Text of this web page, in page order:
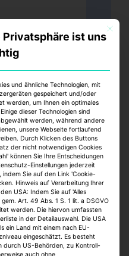
d) / Leasing
GmbH
Mit
Privatsphäre ist uns
und ähnliche Technologien, mit
gespeichert und/oder
werden, um Ihnen ein optimales
dieser Technologien sind
werden, während andere
unsere Webseite fortlaufend
Durch Klicken des Buttons
der nicht notwendigen Cookies
können Sie Ihre Entscheidungen
Einstellungen jederzeit
Sie auf den Link 'Cookie-
Hinweis auf Verarbeitung Ihrer
USA: Indem Sie auf 'Alles
Art. 49 Abs. 1 S. 1 lit. a DSGVO
werden. Die hiervon umfassten
in der Detailauswahl. Die USA
ein Land mit einem nach EU-
eingeschätzt. Es besteht
durch US-Behörden, zu Kontroll-